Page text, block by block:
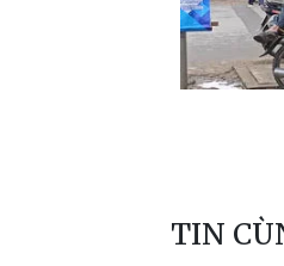
TIN